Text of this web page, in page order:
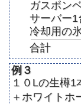
ガスボン
サーバー1
冷却用の
合計
例３
１０Lの生樽1
＋ホワイトホ